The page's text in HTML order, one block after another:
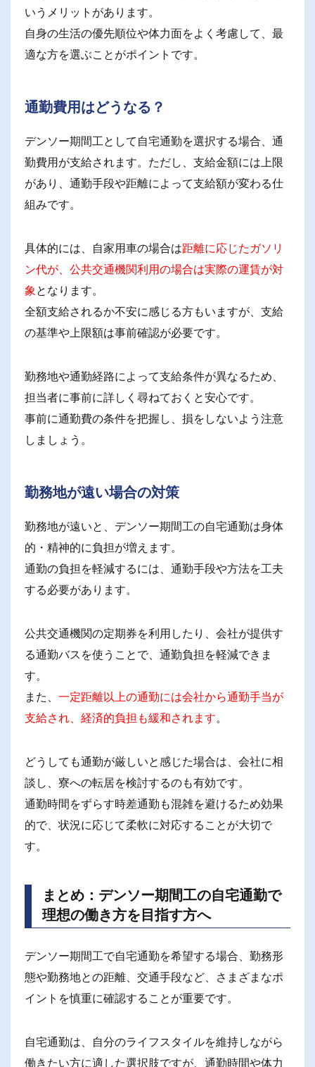
いうメリットがあります。
自身の生活の優先順位や体力面をよく考慮して、最
適な方を選ぶことがポイントです。
通勤費用はどうなる？
デンソー期間工として自宅通勤を選択する場合、通
勤費用が支給されます。ただし、支給金額には上限
があり、通勤手段や距離によって支給額が変わる仕
組みです。
具体的には、自家用車の場合は距離に応じたガソリ
ン代が、公共交通機関利用の場合は実際の運賃が対
象となります。
全額支給されるか不安に感じる方もいますが、支給
の基準や上限額は事前確認が必要です。
勤務地や通勤経路によって支給条件が異なるため、
担当者に事前に詳しく尋ねておくと安心です。
事前に通勤費の条件を把握し、損をしないよう注意
しましょう。
勤務地が遠い場合の対策
勤務地が遠いと、デンソー期間工の自宅通勤は身体
的・精神的に負担が増えます。
通勤の負担を軽減するには、通勤手段や方法を工夫
する必要があります。
公共交通機関の定期券を利用したり、会社が提供す
る通勤バスを使うことで、通勤負担を軽減できま
す。
また、 一定距離以上の通勤には会社から通勤手当が
支給され、経済的負担も緩和されます。
どうしても通勤が厳しいと感じた場合は、会社に相
談し、寮への転居を検討するのも有効です。
通勤時間をずらす時差通勤も混雑を避けるため効果
的で、状況に応じて柔軟に対応することが大切で
す。
まとめ：デンソー期間工の自宅通勤で
理想の働き方を目指す方へ
デンソー期間工で自宅通勤を希望する場合、勤務形
態や勤務地との距離、交通手段など、さまざまなポ
イントを慎重に確認することが重要です。
自宅通勤は、自分のライフスタイルを維持しながら
働きたい方に適した選択肢ですが、通勤時間や体力